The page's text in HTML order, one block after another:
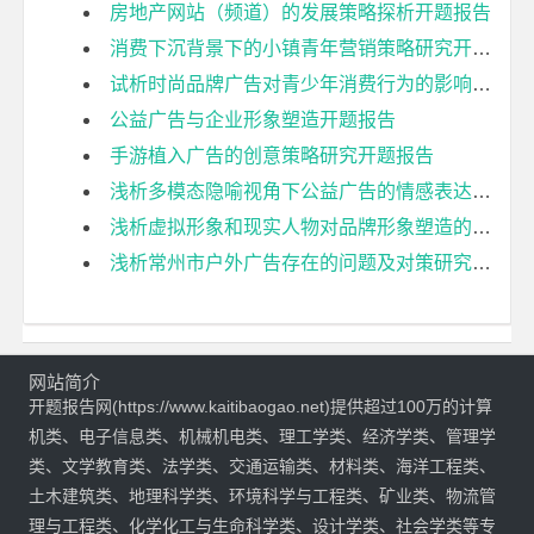
房地产网站（频道）的发展策略探析开题报告
消费下沉背景下的小镇青年营销策略研究开题报告
试析时尚品牌广告对青少年消费行为的影响开题报告
公益广告与企业形象塑造开题报告
手游植入广告的创意策略研究开题报告
浅析多模态隐喻视角下公益广告的情感表达—— 以央视公益广告《门》为例开题报告
浅析虚拟形象和现实人物对品牌形象塑造的影响——以花西子为例开题报告
浅析常州市户外广告存在的问题及对策研究开题报告
网站简介
开题报告网(https://www.kaitibaogao.net)提供超过100万的计算
机类、电子信息类、机械机电类、理工学类、经济学类、管理学
类、文学教育类、法学类、交通运输类、材料类、海洋工程类、
土木建筑类、地理科学类、环境科学与工程类、矿业类、物流管
理与工程类、化学化工与生命科学类、设计学类、社会学类等专